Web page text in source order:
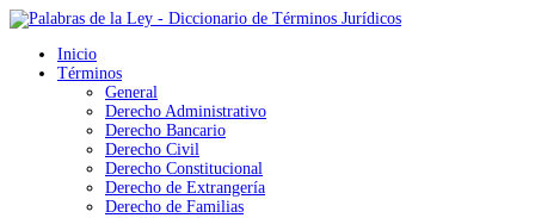
Inicio
Términos
General
Derecho Administrativo
Derecho Bancario
Derecho Civil
Derecho Constitucional
Derecho de Extrangería
Derecho de Familias